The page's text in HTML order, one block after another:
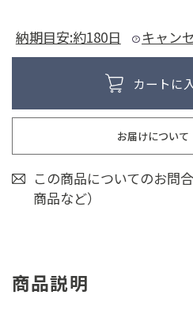
納期目安:約180日 キャン
お届けについて
この商品についてのお問
商品など）
商品説明